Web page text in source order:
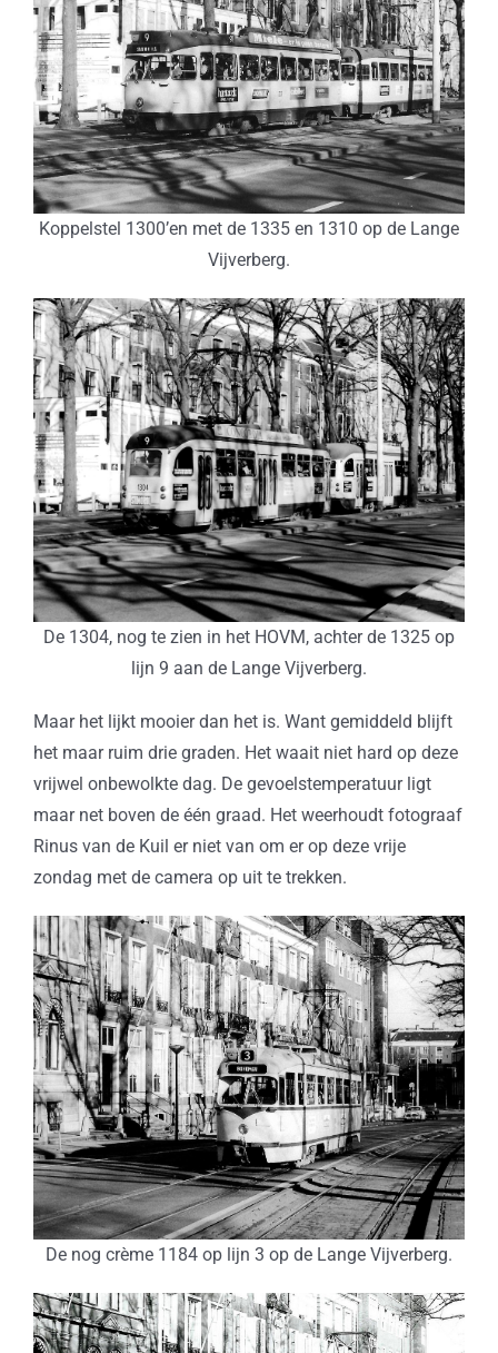
Koppelstel 1300’en met de 1335 en 1310 op de Lange
Vijverberg.
De 1304, nog te zien in het HOVM, achter de 1325 op
lijn 9 aan de Lange Vijverberg.
Maar het lijkt mooier dan het is. Want gemiddeld blijft
het maar ruim drie graden. Het waait niet hard op deze
vrijwel onbewolkte dag. De gevoelstemperatuur ligt
maar net boven de één graad. Het weerhoudt fotograaf
Rinus van de Kuil er niet van om er op deze vrije
zondag met de camera op uit te trekken.
De nog crème 1184 op lijn 3 op de Lange Vijverberg.